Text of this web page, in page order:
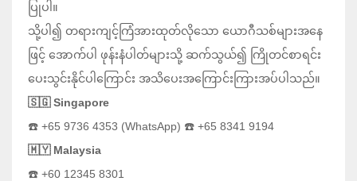
ပြုပါ။
သို့ပါ၍ တရားကျင့်ကြံအားထုတ်လိုသော ယောဂီသစ်များအနေ
ဖြင့် အောက်ပါ ဖုန်းနံပါတ်များသို့ ဆက်သွယ်၍ ကြိုတင်စာရင်း
ပေးသွင်းနိုင်ပါကြောင်း အသိပေးအကြောင်းကြားအပ်ပါသည်။
🇸🇬 Singapore
☎️ +65 9736 4353 (WhatsApp) ☎️ +65 8341 9194
🇲🇾 Malaysia
☎️ +60 12345 8301